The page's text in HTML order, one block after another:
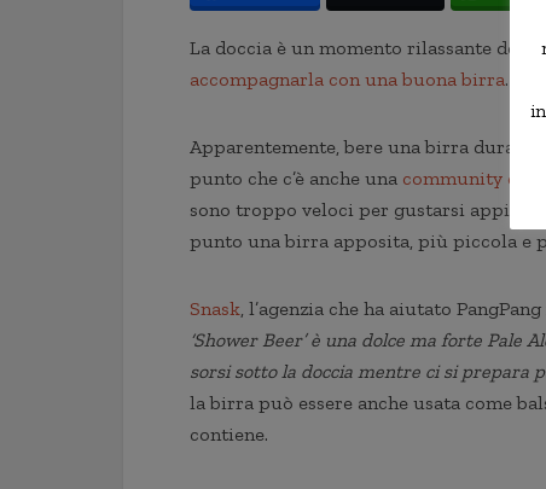
La doccia è un momento rilassante
accompagnarla con una buona birra.
Apparentemente, bere una birra durante
punto che c’è anche una community di
sono troppo veloci per gustarsi appieno
punto una birra apposita, più piccola e
Snask, l’agenzia che ha aiutato
‘Shower Beer’ è una dolce ma forte Pale
sorsi sotto la doccia mentre ci si prepara
la birra può essere anche usata come
contiene.